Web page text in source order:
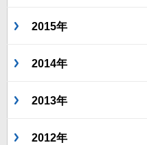
2015年
2014年
2013年
2012年